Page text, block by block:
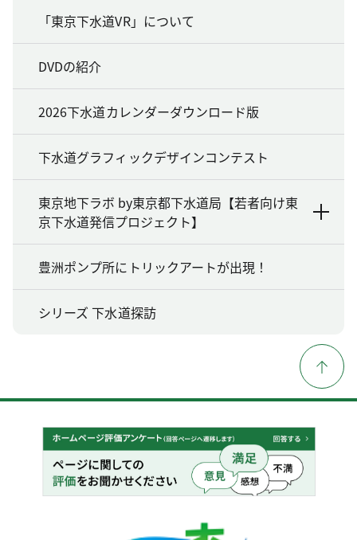
「東京下水道VR」について
DVDの紹介
2026下水道カレンダーダウンロード版
下水道グラフィックデザインコンテスト
東京地下ラボ by東京都下水道局【若者向け東
京下水道発信プロジェクト】
豊洲ポンプ所にトリックアートが出現！
シリーズ 下水道探訪